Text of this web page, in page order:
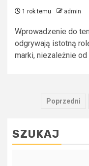
1 rok temu admin
Wprowadzenie do
odgrywają istotną
marki, niezależnie od
Poprzedni
SZUKAJ